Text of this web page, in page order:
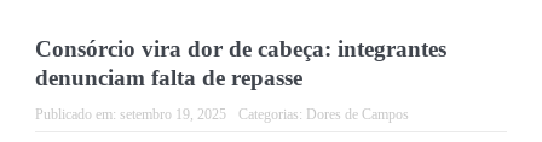
Consórcio vira dor de cabeça: integrantes
denunciam falta de repasse
Publicado em: setembro 19, 2025 Categorias: Dores de Campos